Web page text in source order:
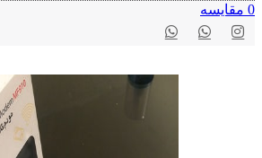
0 مقايسه